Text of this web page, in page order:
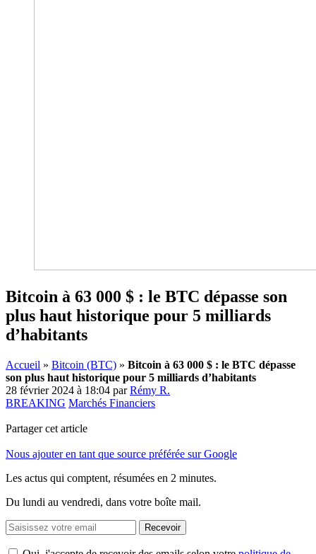
Bitcoin à 63 000 $ : le BTC dépasse son
plus haut historique pour 5 milliards
d’habitants
Accueil » Bitcoin (BTC) » Bitcoin à 63 000 $ : le BTC dépasse
son plus haut historique pour 5 milliards d’habitants
28 février 2024 à 18:04 parRémy R.
BREAKING Marchés Financiers
Partager cet article
Nous ajouter en tant que source préférée sur Google
Les actus qui comptent, résumées en 2 minutes.
Du lundi au vendredi, dans votre boîte mail.
Recevoir